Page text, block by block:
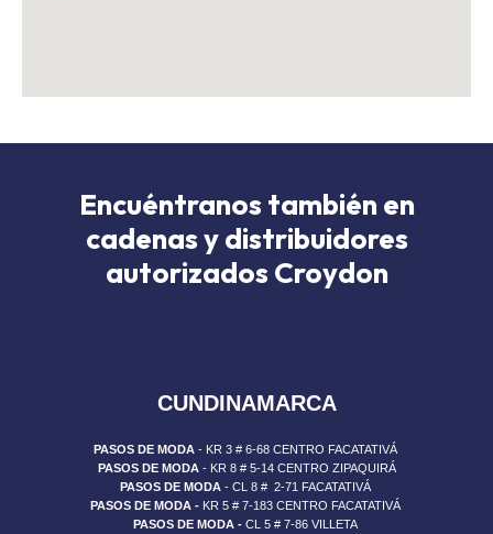
p.m. Domingos y Festivos: 11:00 a.m. - 8:00 p.m.
VER EN MAPA
AUTOPISTA SUR N. 61-51
+573006853075
website@yourdomin.com
t.sevillana@croydon.com.co
Encuéntranos también en
cadenas y distribuidores
autorizados Croydon
CUNDINAMARCA
PASOS DE MODA- KR 3 # 6-68 CENTRO FACATATIVÁ
PASOS DE MODA- KR 8 # 5-14 CENTRO ZIPAQUIRÁ
PASOS DE MODA- CL 8 # 2-71 FACATATIVÁ
PASOS DE MODA - KR 5 # 7-183 CENTRO FACATATIVÁ
PASOS DE MODA - CL 5 # 7-86 VILLETA